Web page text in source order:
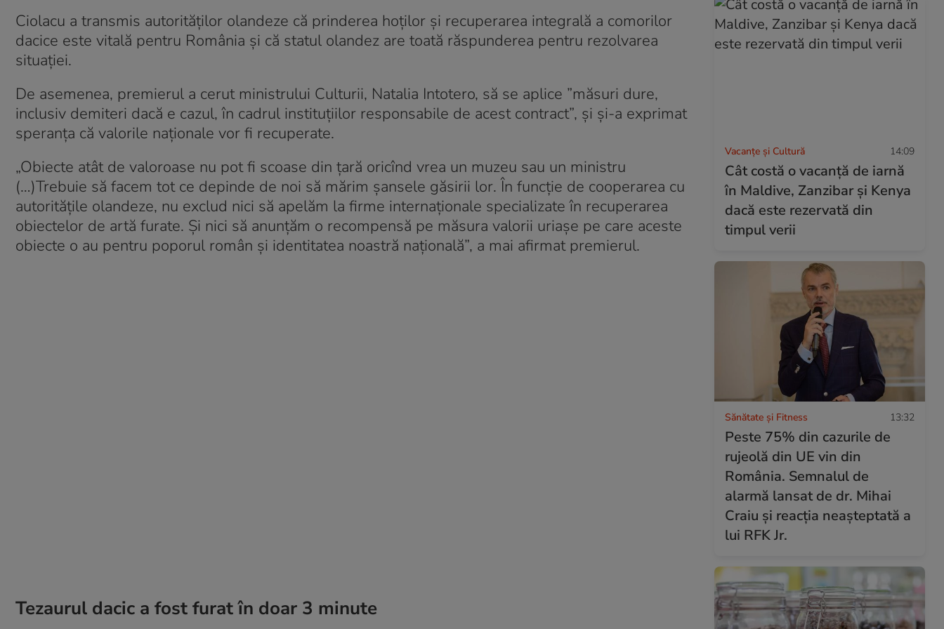
Ciolacu a transmis autorităţilor olandeze că prinderea hoţilor şi recuperarea integrală a comorilor
dacice este vitală pentru România și că statul olandez are toată răspunderea pentru rezolvarea
situației.
De asemenea, premierul a cerut ministrului Culturii, Natalia Intotero, să se aplice ”măsuri dure,
inclusiv demiteri dacă e cazul, în cadrul instituţiilor responsabile de acest contract”, și şi-a exprimat
speranţa că valorile naţionale vor fi recuperate.
„Obiecte atât de valoroase nu pot fi scoase din țară oricînd vrea un muzeu sau un ministru
(…)Trebuie să facem tot ce depinde de noi să mărim şansele găsirii lor. În funcţie de cooperarea cu
autorităţile olandeze, nu exclud nici să apelăm la firme internaţionale specializate în recuperarea
obiectelor de artă furate. Şi nici să anunţăm o recompensă pe măsura valorii uriaşe pe care aceste
obiecte o au pentru poporul român şi identitatea noastră naţională”, a mai afirmat premierul.
Tezaurul dacic a fost furat în doar 3 minute
Vacanțe și Cultură 14:09
Cât costă o vacanță de iarnă
în Maldive, Zanzibar și Kenya
dacă este rezervată din
timpul verii
Sănătate și Fitness 13:32
Peste 75% din cazurile de
rujeolă din UE vin din
România. Semnalul de
alarmă lansat de dr. Mihai
Craiu și reacția neașteptată a
lui RFK Jr.